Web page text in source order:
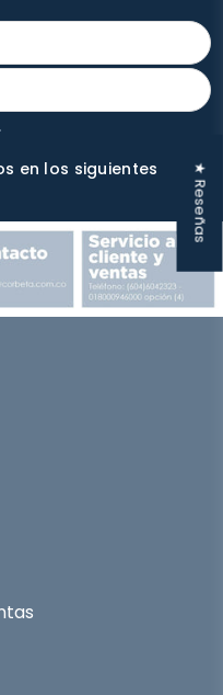
en los siguientes ★ Reseñas